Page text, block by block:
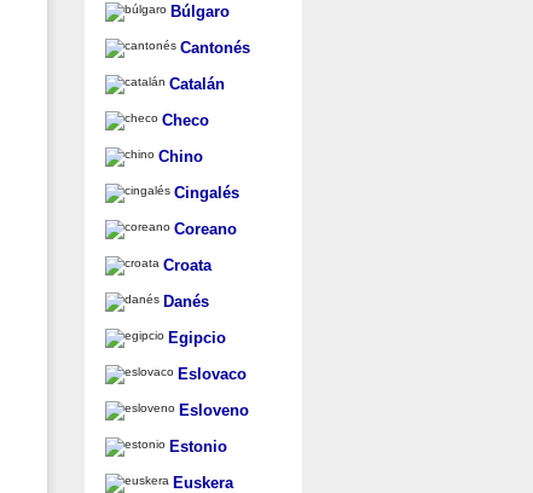
Búlgaro
Cantonés
Catalán
Checo
Chino
Cingalés
Coreano
Croata
Danés
Egipcio
Eslovaco
Esloveno
Estonio
Euskera